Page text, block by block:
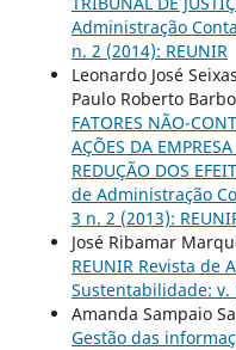
Administração
n. 2 (2014): REUNIR
Leonardo José
Paulo Roberto
FATORES NÃO-
AÇÕES DA
REDUÇÃO DOS
de Administração
3 n. 2 (2013):
José Ribamar
REUNIR Revista de
Sustentabilidade: v.
Amanda Sampaio
Gestão das